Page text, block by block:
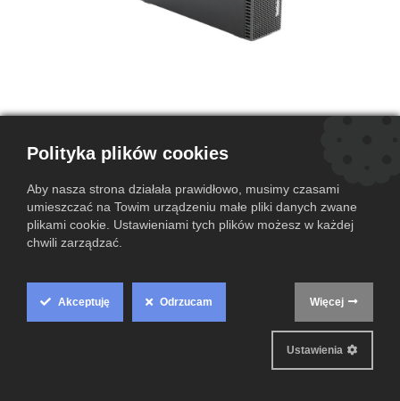
Lenovo ThinkCentre M700 Pentium
G4400 | 4GB | 500GB | HD510 | A
(0 przegląd)
ThinkCentre M700 to niezawodne urządzenie, które zapewnia
płynną i stabilną pracę każdego dnia.
Cookie
Polityka plików cookies
Aby nasza strona działała prawidłowo, musimy czasami
umieszczać na Towim urządzeniu małe pliki danych zwane
plikami cookie. Ustawieniami tych plików możesz w każdej
chwili zarządzać.
Akceptuję Odrzucam Więcej
Ustawienia